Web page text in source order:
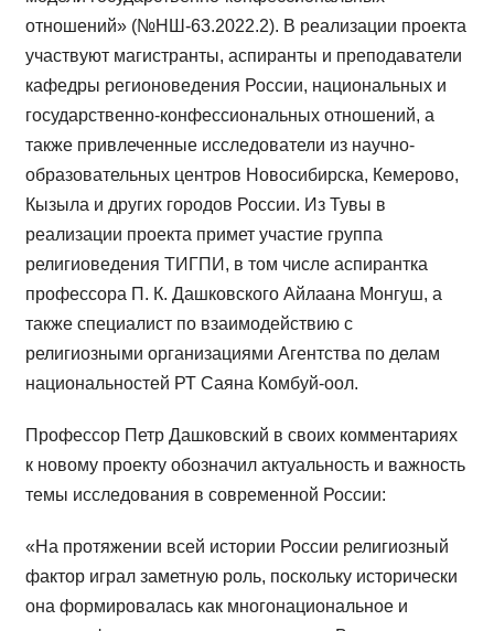
отношений» (№НШ-63.2022.2). В реализации проекта
участвуют магистранты, аспиранты и преподаватели
кафедры регионоведения России, национальных и
государственно-конфессиональных отношений, а
также привлеченные исследователи из научно-
образовательных центров Новосибирска, Кемерово,
Кызыла и других городов России. Из Тувы в
реализации проекта примет участие группа
религиоведения ТИГПИ, в том числе аспирантка
профессора П. К. Дашковского Айлаана Монгуш, а
также специалист по взаимодействию с
религиозными организациями Агентства по делам
национальностей РТ Саяна Комбуй-оол.
Профессор Петр Дашковский в своих комментариях
к новому проекту обозначил актуальность и важность
темы исследования в современной России:
«На протяжении всей истории России религиозный
фактор играл заметную роль, поскольку исторически
она формировалась как многонациональное и